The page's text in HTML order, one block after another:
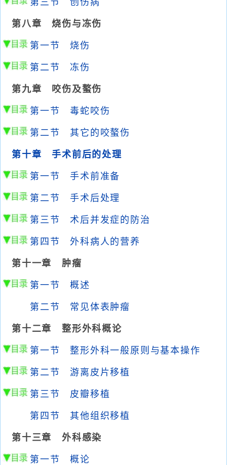
第三节 创伤病
第八章 烧伤与冻伤
第一节 烧伤
第二节 冻伤
第九章 咬伤及螯伤
第一节 毒蛇咬伤
第二节 其它的咬螯伤
第十章 手术前后的处理
第一节 手术前准备
第二节 手术后处理
第三节 术后并发症的防治
第四节 外科病人的营养
第十一章 肿瘤
第一节 概述
第二节 常见体表肿瘤
第十二章 整形外科概论
第一节 整形外科一般原则与基本操作
第二节 游离皮片移植
第三节 皮瓣移植
第四节 其他组织移植
第十三章 外科感染
第一节 概论